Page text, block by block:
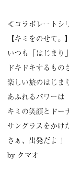
≪コラボレートシ
【キミをのせて。】
いつも「はじまり
ドキドキするもの
楽しい旅のはじま
あふれるパワーは
キミの笑顔とドー
サングラスをかけ
さぁ、出発だよ！
by クマオ